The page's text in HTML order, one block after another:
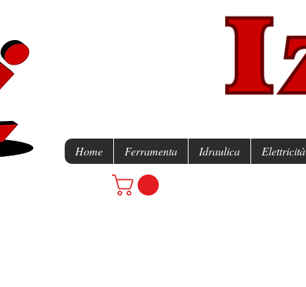
Home Ferramenta Idraulica Elettricità